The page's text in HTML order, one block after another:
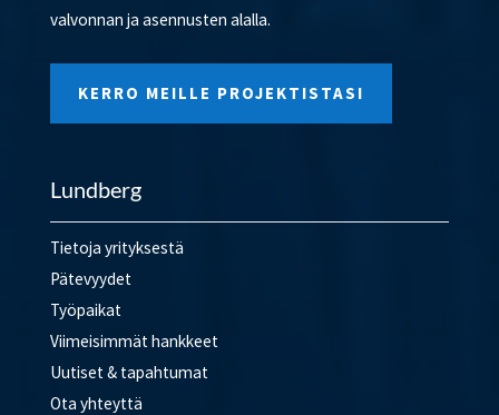
valvonnan ja asennusten alalla.
KERRO MEILLE PROJEKTISTASI
Lundberg
Tietoja yrityksestä
Pätevyydet
Työpaikat
Viimeisimmät hankkeet
Uutiset & tapahtumat
Ota yhteyttä